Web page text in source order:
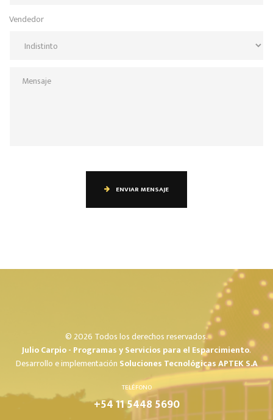
Vendedor
ENVIAR MENSAJE
© 2026 Todos los derechos reservados.
Julio Carpio - Programas y Servicios para el Esparcimiento.
Desarrollo e implementación Soluciones Tecnológicas APTEK S.A
TELÉFONO
+54 11 5448 5690